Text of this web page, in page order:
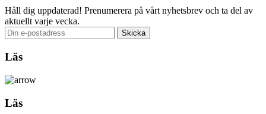
Håll dig uppdaterad! Prenumerera på vårt nyhetsbrev och ta del av
aktuellt varje vecka.
Läs
Läs